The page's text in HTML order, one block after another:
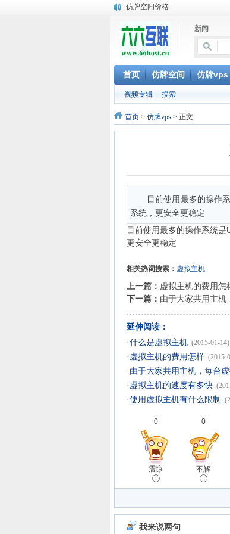
仿牌空间价格
仿牌服务器价格
Linux共享主机-荷兰仿牌空间
Linux共享主机-俄罗斯仿牌空间
美国VPS-仿牌外贸VPS抗投诉
美国仿牌VPS服务器magento虚
XEN平台美国仿牌VPS抗投诉
美国荷兰抗投诉空间 仿牌空间
Linux共享主机-马来西亚抗投诉
新闻
首页 仿牌空间 仿牌vps
视频专辑 搜索
首页 > 仿牌vps > 正文
目前使用最多的操作
系统，更安全更稳定
目前使用最多的操作系统
更安全更稳定
相关热词搜索： 虚拟主机
上一篇： 虚拟主机的费用怎
下一篇： 由于大家共用主机
延伸阅读：
·什么是虚拟主机 (2015-01-14)
· 虚拟主机的费用怎样 (2015-
· 由于大家共用主机，每台
· 虚拟主机的速度有多快
·使用虚拟主机有什么限制
0
震惊
0
不解